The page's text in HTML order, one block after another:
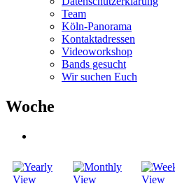
Team
Köln-Panorama
Kontaktadressen
Videoworkshop
Bands gesucht
Wir suchen Euch
Woche